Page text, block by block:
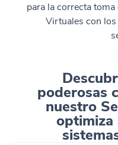
para la correcta
Virtuales con
poderosas
nuestro
optimiza